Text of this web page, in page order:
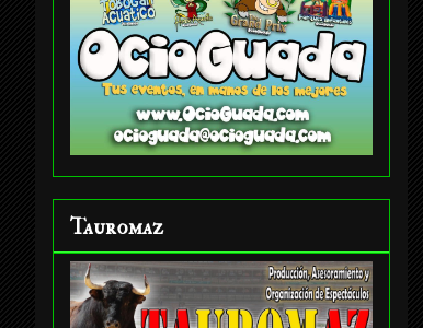
Tauromaz